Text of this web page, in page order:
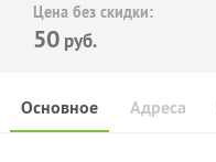
Цена без скидки:
50 руб.
Основное Адреса